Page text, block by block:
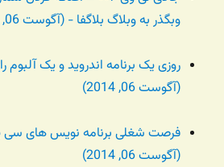
وبگذر به وبلاگ بلاگفا - (آگوست 06, 2014)
روزی یک برنامه اندروید و یک آلبوم
(آگوست 06, 2014)
فرصت شغلی برنامه نویس های سی
(آگوست 06, 2014)